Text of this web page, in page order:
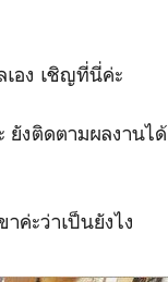
อง เชิญที่นี่ค่ะ
ยังติดตามผลงานได้
ค่ะว่าเป็นยังไง